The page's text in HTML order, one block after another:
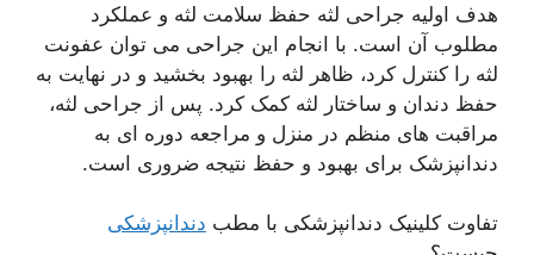
هدف اولیه جراحی لثه حفظ سلامت لثه و عملکرد
مطلوب آن است. با انجام این جراحی می توان عفونت
لثه را کنترل کرد، ظاهر لثه را بهبود بخشید و در نهایت به
حفظ دندان و ساختار لثه کمک کرد. پس از جراحی لثه،
مراقبت های منظم در منزل و مراجعه دوره ای به
دندانپزشک برای بهبود و حفظ نتیجه ضروری است.
تفاوت کلینیک دندانپزشکی با مطب دندانپزشکی